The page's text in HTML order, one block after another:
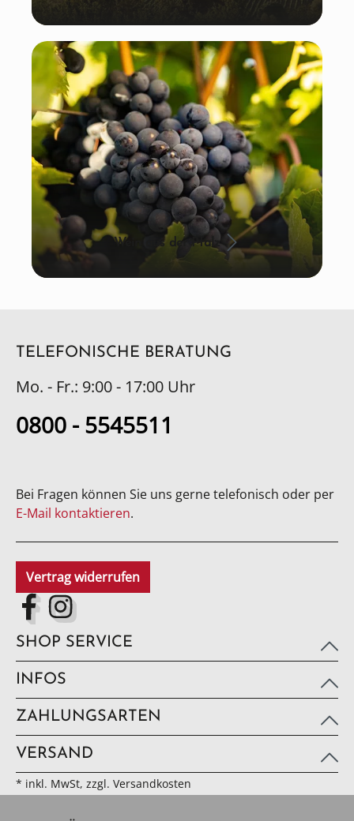
Wein aus der Pfalz
TELEFONISCHE BERATUNG
Mo. - Fr.: 9:00 - 17:00 Uhr
0800 - 5545511
Bei Fragen können Sie uns gerne telefonisch oder per
E-Mail kontaktieren.
Vertrag widerrufen
SHOP SERVICE
INFOS
ZAHLUNGSARTEN
VERSAND
* inkl. MwSt, zzgl. Versandkosten